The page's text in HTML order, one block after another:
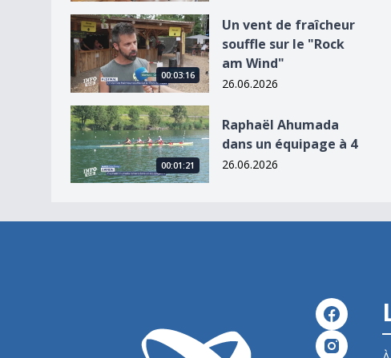
Un vent de fraîcheur souffle sur le &quot;Rock am
00:03:16
Un vent de fraîcheur
souffle sur le "Rock
am Wind"
26.06.2026
Raphaël Ahumada dans un équipage à 4
00:01:21
Raphaël Ahumada
dans un équipage à 4
26.06.2026